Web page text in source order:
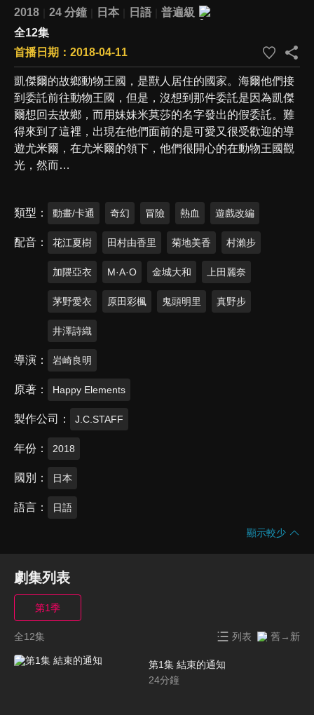
2018
24 分鐘 日本 日語
普遍級
全12集
首播日期：2018-04-11
凱傑爾的故鄉動物王國，是獸人居住的國家。海爾他們接
到委託前往動物王國，但是，沒想到那件委託是因為凱傑
爾想回去故鄉，而用妹妹米莫莎的名字發出的假委託。難
得來到了這裡，出現在他們面前的是可愛又很受歡迎的導
遊尤米爾，在尤米爾的領下，他們很開心的在動物王國觀
光，然而…
類型 動畫/卡通 奇幻 冒險 熱血 遊戲改編
配音 花江夏樹 田村由香里 菊地美香 村瀨步
加隈亞衣 M·A·O 金城大和 上田麗奈
茅野愛衣 原田彩楓 鬼頭明里 真野步
井澤詩織
導演 岩崎良明
原著 Happy Elements
製作公司 J.C.STAFF
年份 2018
國別 日本
語言 日語
顯示較少
劇集列表
第1季
全12集 列表 舊→新
第1集 結束的通知
24分鐘